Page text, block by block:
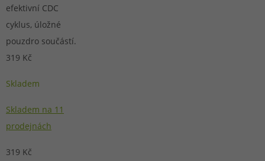
efektivní CDC
cyklus, úložné
pouzdro součástí.
319 Kč
Skladem
Skladem na 11
prodejnách
319 Kč